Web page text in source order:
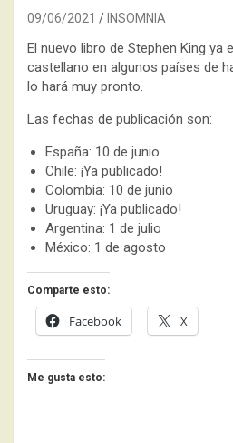
09/06/2021 INSOMNIA
El nuevo libro de Stephen King ya
castellano en algunos países de
lo hará muy pronto.
Las fechas de publicación son:
España: 10 de junio
Chile: ¡Ya publicado!
Colombia: 10 de junio
Uruguay: ¡Ya publicado!
Argentina: 1 de julio
México: 1 de agosto
Comparte esto:
Facebook X
Me gusta esto: